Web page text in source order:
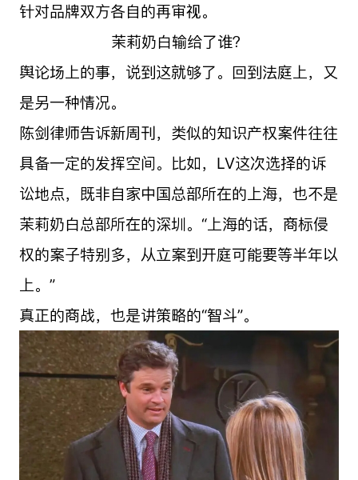
针对品牌双方各自的再审视。
茉莉奶白输给了谁？
舆论场上的事，说到这就够了。回到法庭上，又
是另一种情况。
陈剑律师告诉新周刊，类似的知识产权案件往往
具备一定的发挥空间。比如，LV这次选择的诉
讼地点，既非自家中国总部所在的上海，也不是
茉莉奶白总部所在的深圳。“上海的话，商标侵
权的案子特别多，从立案到开庭可能要等半年以
上。”
真正的商战，也是讲策略的“智斗”。